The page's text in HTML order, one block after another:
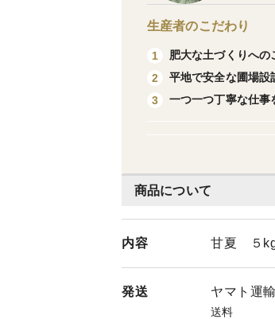
商品について
内容 甘夏 ５
発送 ヤマト運
送料
生産者のこだわり
1
肥大な土づくりへの
2
平地で安全な圃場設
3
一つ一つ丁寧な仕事